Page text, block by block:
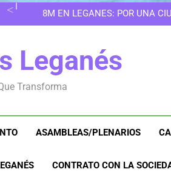
8M EN LEGANÉS: POR UNA
EN LAS
VERANO SIN RESPIRO: LAS
EN LAS
VERANO SIN RESPIRO: LAS
8M EN LEGANÉS: POR UNA
Leganés
Transforma
ASAMBLEAS/PLENARIOS
CONTRATO CON LA